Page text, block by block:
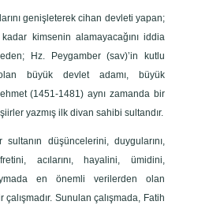
genişleterek cihan devleti yapan;
kadar kimsenin alamayacağını iddia
Hz. Peygamber (sav)’in kutlu
büyük devlet adamı, büyük
(1451-1481) aynı zamanda bir
yazmış ilk divan sahibi sultandır.
düşüncelerini, duygularını,
acılarını, hayalini, ümidini,
en önemli verilerden olan
çalışmadır. Sunulan çalışmada, Fatih